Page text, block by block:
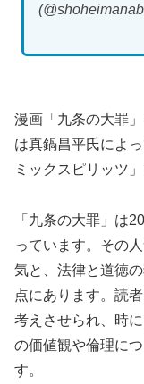
漫画「九条の大罪
は真鍋昌平氏によ
ミックスピリッツ
「九条の大罪」は
っています。その
気と、法律と道徳
点にあります。読
考えさせられ、時
の価値観や倫理に
す。